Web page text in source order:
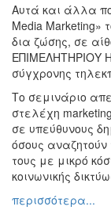
Θέατρο
Παζάρι
Ειδών
Ημερίδες
-
Ομιλίες
Αυτά και άλλα
Media Marketing»
δια ζώσης, σε
ΕΠΙΜΕΛΗΤΗΡΙΟΥ
σύγχρονης
Το σεμινάριο
στελέχη
σε υπεύθυνους
όσους
τους με μικρό
κοινωνικής
περισσότερα...